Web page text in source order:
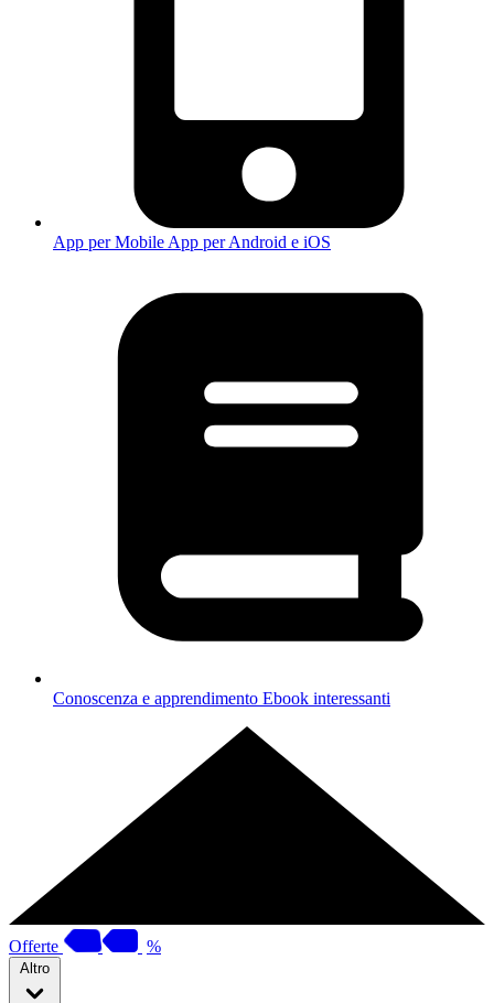
App per Mobile App per Android e iOS
Conoscenza e apprendimento Ebook interessanti
Offerte %
Altro